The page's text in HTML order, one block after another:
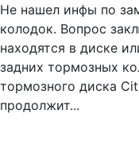
Не нашел инфы по
колодок. Вопрос
находятся в диске
задних тормозных
тормозного диска
продолжит...